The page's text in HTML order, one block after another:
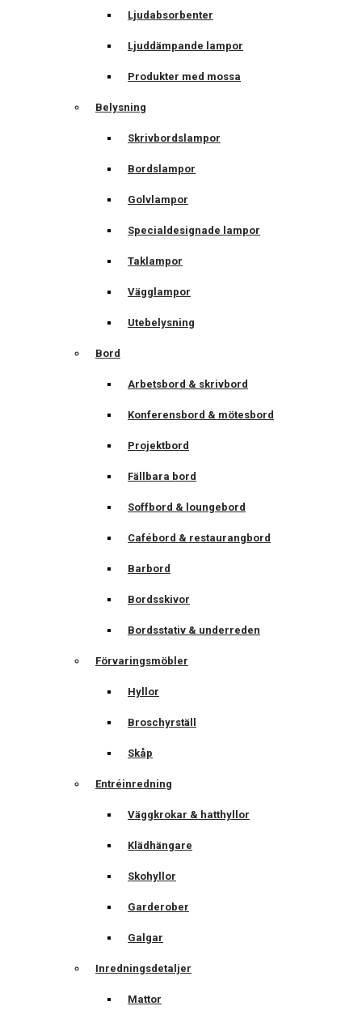
Ljudabsorbenter
Ljuddämpande lampor
Produkter med mossa
Belysning
Skrivbordslampor
Bordslampor
Golvlampor
Specialdesignade lampor
Taklampor
Vägglampor
Utebelysning
Bord
Arbetsbord & skrivbord
Konferensbord & mötesbord
Projektbord
Fällbara bord
Soffbord & loungebord
Cafébord & restaurangbord
Barbord
Bordsskivor
Bordsstativ & underreden
Förvaringsmöbler
Hyllor
Broschyrställ
Skåp
Entréinredning
Väggkrokar & hatthyllor
Klädhängare
Skohyllor
Garderober
Galgar
Inredningsdetaljer
Mattor